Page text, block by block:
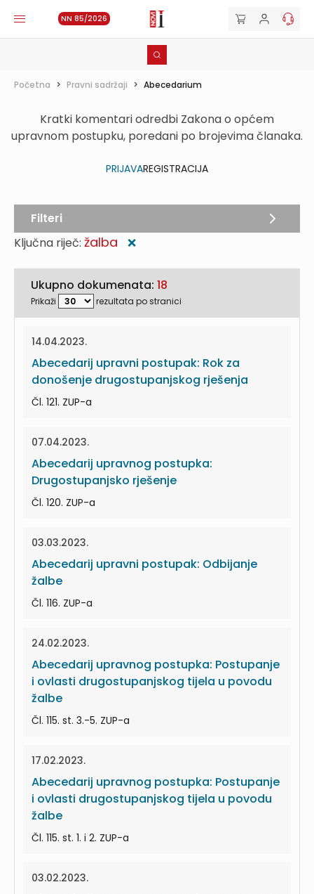
NN 85/2026
Početna > Pravni sadržaji > Abecedarium
Kratki komentari odredbi Zakona o općem
upravnom postupku, poredani po brojevima članaka.
PRIJAVAREGISTRACIJA
Ključna riječ: žalba ❌
Ukupno dokumenata: 18
Prikaži rezultata po stranici
14.04.2023.
Abecedarij upravni postupak: Rok za
donošenje drugostupanjskog rješenja
Čl. 121. ZUP-a
07.04.2023.
Abecedarij upravnog postupka:
Drugostupanjsko rješenje
Čl. 120. ZUP-a
03.03.2023.
Abecedarij upravni postupak: Odbijanje
žalbe
Čl. 116. ZUP-a
24.02.2023.
Abecedarij upravnog postupka: Postupanje
i ovlasti drugostupanjskog tijela u povodu
žalbe
Čl. 115. st. 3.-5. ZUP-a
17.02.2023.
Abecedarij upravnog postupka: Postupanje
i ovlasti drugostupanjskog tijela u povodu
žalbe
Čl. 115. st. 1. i 2. ZUP-a
03.02.2023.
Filteri